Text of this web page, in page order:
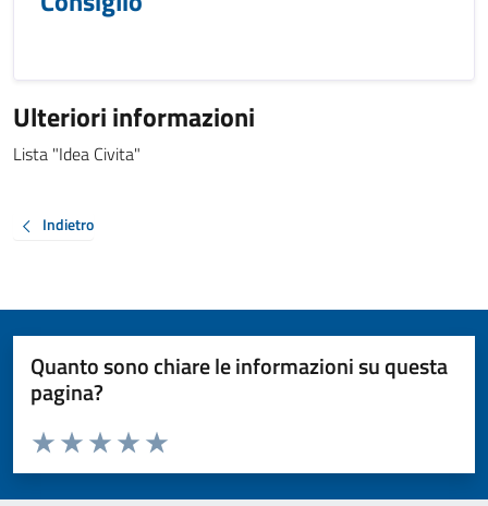
Ulteriori informazioni
Lista "Idea Civita"
Indietro
Quanto sono chiare le informazioni su questa
pagina?
Valuta da 1 a 5 stelle la pagina
Valuta 5 stelle su 5
Valuta 4 stelle su 5
Valuta 3 stelle su 5
Valuta 2 stelle su 5
Valuta 1 stelle su 5